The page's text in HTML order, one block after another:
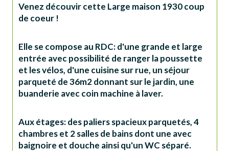
Venez découvir cette Large maison 1930 coup
de coeur !
Elle se compose au RDC: d'une grande et large
entrée avec possibilité de ranger la poussette
et les vélos, d'une cuisine sur rue, un séjour
parqueté de 36m2 donnant sur le jardin, une
buanderie avec coin machine à laver.
Aux étages: des paliers spacieux parquetés, 4
chambres et 2 salles de bains dont une avec
baignoire et douche ainsi qu'un WC séparé.